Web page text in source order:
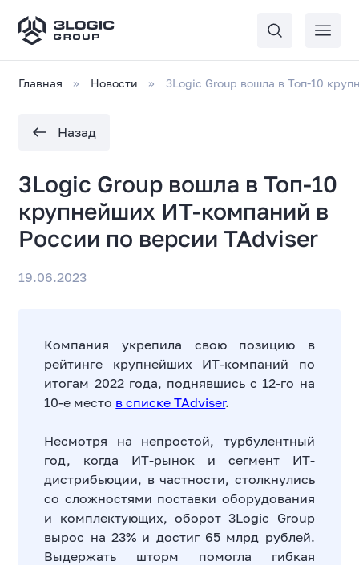
Главная Новости 3Logic Group вошла в Топ-10
Назад
3Logic Group вошла в Топ-10
крупнейших ИТ-компаний в
России по версии TAdviser
19.06.2023
Компания укрепила свою позицию в
рейтинге крупнейших ИТ-компаний по
итогам 2022 года, поднявшись с 12-го на
10-е место в списке TAdviser.
Несмотря на непростой, турбулентный
год, когда ИТ-рынок и сегмент ИТ-
дистрибьюции, в частности, столкнулись
со сложностями поставки оборудования
и комплектующих, оборот 3Logic Group
вырос на 23% и достиг 65 млрд рублей.
Выдержать шторм помогла гибкая